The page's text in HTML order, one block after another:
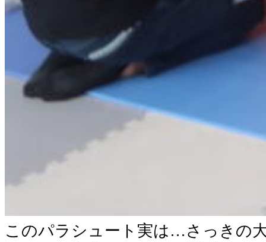
このパラシュート実は…さっきの